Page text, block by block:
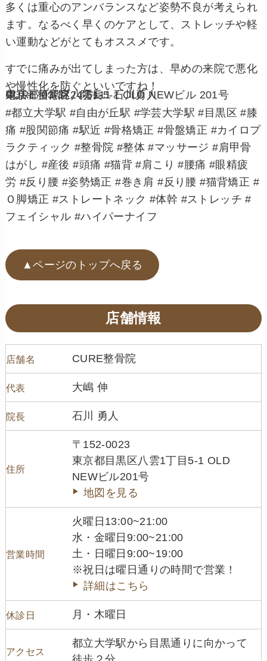
多くは重心のアンバランスなど姿勢不良が考えられ
ます。なるべく早くのケアとして、ストレッチや軽
い運動などがとてもオススメです。
すでに痛みが出てしまった方は、早めの来院で悪化
や慢性化を防ぐといいですね！
CURE整骨院 院長 石川勇人
東京都目黒区八雲1-5-1 OLD NEWビル 201号
電話： 03-3724-5111
#都立大学駅 #自由が丘駅 #学芸大学駅 #目黒区 #膝
痛 #股関節痛 #駅近 #骨格矯正 #骨盤矯正 #カイロプ
ラクティック #整骨院 #整体 #マッサージ #肩甲骨
はがし #産後 #頭痛 #猫背 #肩こり #腰痛 #眼精疲
労 #反り腰 #姿勢矯正 #巻き肩 #反り腰 #猫背矯正 #
Ｏ脚矯正 #ストレートネック #体幹 #ストレッチ #
フェイシャル #ハイパーナイフ
▲ページのトップへ戻る
店舗情報
店舗名 CURE整骨院
代表 大嶋 伸
院長 石川 勇人
住所
〒152-0023
東京都目黒区八雲1丁目5-1 OLD
NEWビル201号
地図を見る
営業時間
火曜日13:00~21:00
水・金曜日9:00~21:00
土・日曜日9:00~19:00
※祝日は曜日通りの時間で営業！
詳細はこちら
休診日 月・木曜日
アクセス
都立大学駅から目黒通りに向かって